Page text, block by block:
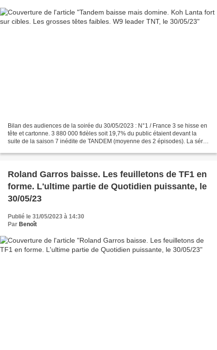
Bilan des audiences de la soirée du 30/05/2023 : N°1 / France 3 se hisse en
tête et cartonne. 3 880 000 fidèles soit 19,7% du public étaient devant la
suite de la saison 7 inédite de TANDEM (moyenne des 2 épisodes). La série
Roland Garros baisse. Les feuilletons de TF1 en
forme. L'ultime partie de Quotidien puissante, le
30/05/23
Publié le 31/05/2023 à 14:30
Par Benoît